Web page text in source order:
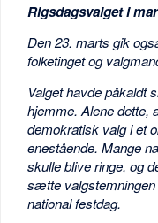
Rigsdagsvalget i
Den 23. marts gik
folketinget og
Valget havde påkaldt
hjemme. Alene dette,
demokratisk valg i et
enestående. Mange
skulle blive ringe, og
sætte valgstemningen
national festdag.